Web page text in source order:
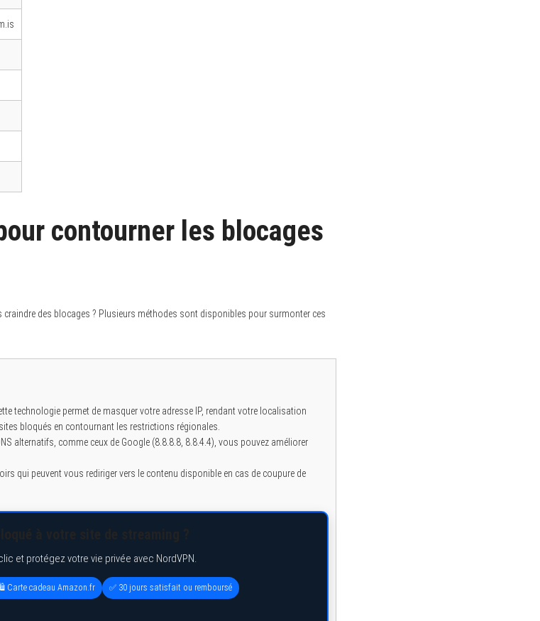
contourner les blocages
craindre des blocages ? Plusieurs méthodes sont disponibles pour surmonter ces
technologie permet de masquer votre adresse IP, rendant votre localisation
bloqués en contournant les restrictions régionales.
alternatifs, comme ceux de Google (8.8.8.8, 8.8.4.4), vous pouvez améliorer
qui peuvent vous rediriger vers le contenu disponible en cas de coupure de
et protégez votre vie privée avec NordVPN.
Carte cadeau Amazon.fr ✅ 30 jours satisfait ou remboursé